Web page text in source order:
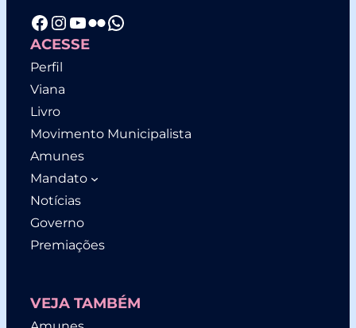
Facebook InstagramYouTube Flickr WhatsApp
ACESSE
Perfil
Viana
Livro
Movimento Municipalista
Amunes
Mandato
Notícias
Governo
Premiações
VEJA TAMBÉM